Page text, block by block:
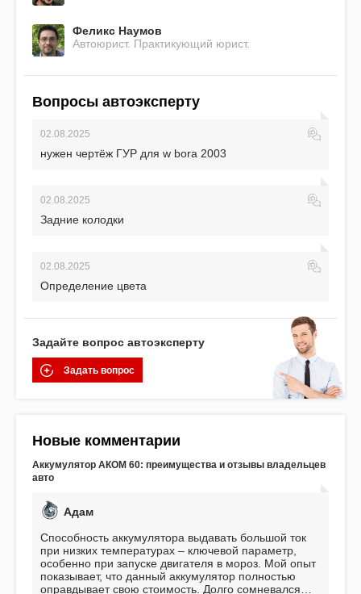
Феликс Наумов
Автоюрист. Практикующий юрист.
Вопросы автоэксперту
02.08.2025
нужен чертёж ГУР для w bora 2003
02.08.2025
Задние колодки
02.08.2025
Определение цвета
Задайте вопрос автоэксперту
Задать вопрос
Новые комментарии
Аккумулятор АКОМ 60: преимущества и отзывы владельцев
авто
Адам
Способность аккумулятора выдавать большой ток
при низких температурах – ключевой параметр,
особенно при запуске двигателя в мороз. Мой опыт
показывает, что данный аккумулятор полностью
оправдывает свою стоимость. Долго сомневался